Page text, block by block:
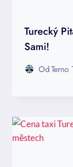
Turecký
Sami!
OdTerno